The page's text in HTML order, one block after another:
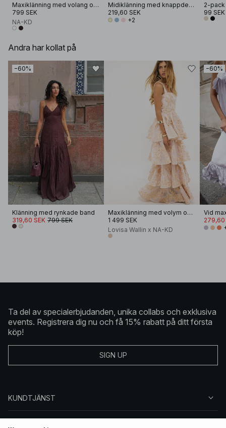
Maxiklänning med volang och smock
799 SEK
NA-KD
Midiklänning med knappdetalj
219,60 SEK
+2
2-
99 SEK
Andra har kollat på
−60%
Klänning med rynkade band
319,60 SEK 799 SEK
Maxiklänning med volym och volang
1 499 SEK
Lovisa Wallin x NA-KD
−60%
Vid
279,60
Ta del av specialerbjudanden, unika collabs och exklusiva
events. Registrera dig nu och få 15% rabatt på ditt första
köp!
SIGN UP
KUNDTJÄNST